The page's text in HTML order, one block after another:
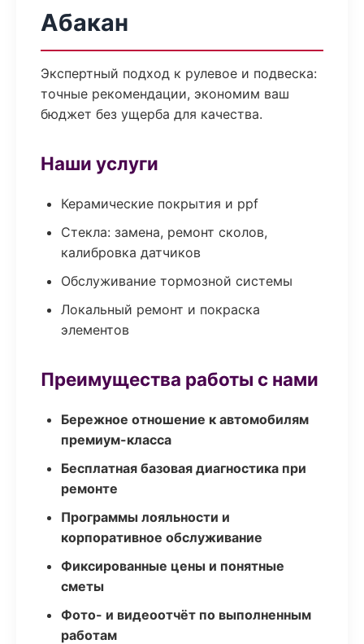
Абакан
Экспертный подход к рулевое и подвеска:
точные рекомендации, экономим ваш
бюджет без ущерба для качества.
Наши услуги
Керамические покрытия и ppf
Стекла: замена, ремонт сколов,
калибровка датчиков
Обслуживание тормозной системы
Локальный ремонт и покраска
элементов
Преимущества работы с нами
Бережное отношение к автомобилям
премиум-класса
Бесплатная базовая диагностика при
ремонте
Программы лояльности и
корпоративное обслуживание
Фиксированные цены и понятные
сметы
Фото- и видеоотчёт по выполненным
работам